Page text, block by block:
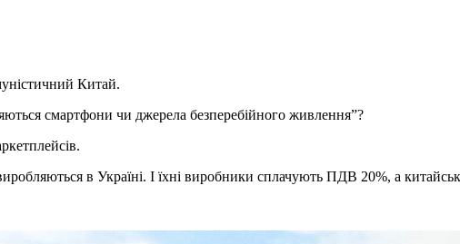
Китай.
смартфони чи джерела безперебійного живлення”?
в Україні. І їхні виробники сплачують ПДВ 20%, а